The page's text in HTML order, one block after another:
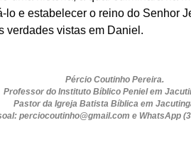
lo e estabelecer o reino do Senhor
verdades vistas em Daniel.
Pércio Coutinho Pereira.
Professor do Instituto Bíblico Peniel em
Pastor da Igreja Batista Bíblica em
perciocoutinho@gmail.com e WhatsApp